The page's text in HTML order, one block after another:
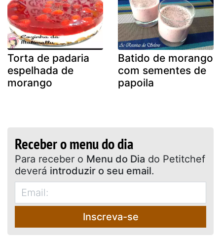
Torta de padaria
espelhada de
morango
Batido de morango
com sementes de
papoila
Receber o menu do dia
Para receber o Menu do Dia do Petitchef
deverá introduzir o seu email.
Inscreva-se